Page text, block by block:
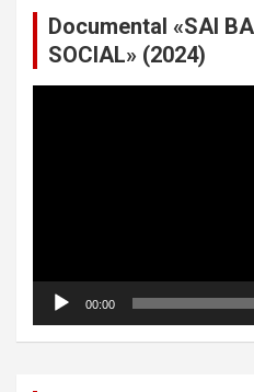
Documental «SAI
SOCIAL» (2024)
00:00